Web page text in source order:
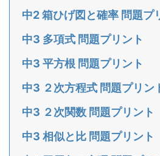
中2 箱ひげ図と確率 問題プ
中3 多項式 問題プリント
中3 平方根 問題プリント
中3 ２次方程式 問題プリン
中3 ２次関数 問題プリント
中3 相似と比 問題プリント